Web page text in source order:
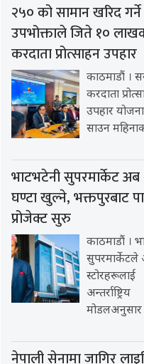
२५० को सामान खरिद गर्ने
उपभोक्ताले जिते १०
करदाता प्रोत्साहन उपहार
काठमाडौं ।
करदाता
उपहार
साउन
भाटभटेनी सुपरमार्केट
घण्टा खुल्ने, भक्तपुरबाट
प्रोजेक्ट सुरु
काठमाडौं ।
स्टोरहरूलाई
अन्तर्राष्ट्रिय